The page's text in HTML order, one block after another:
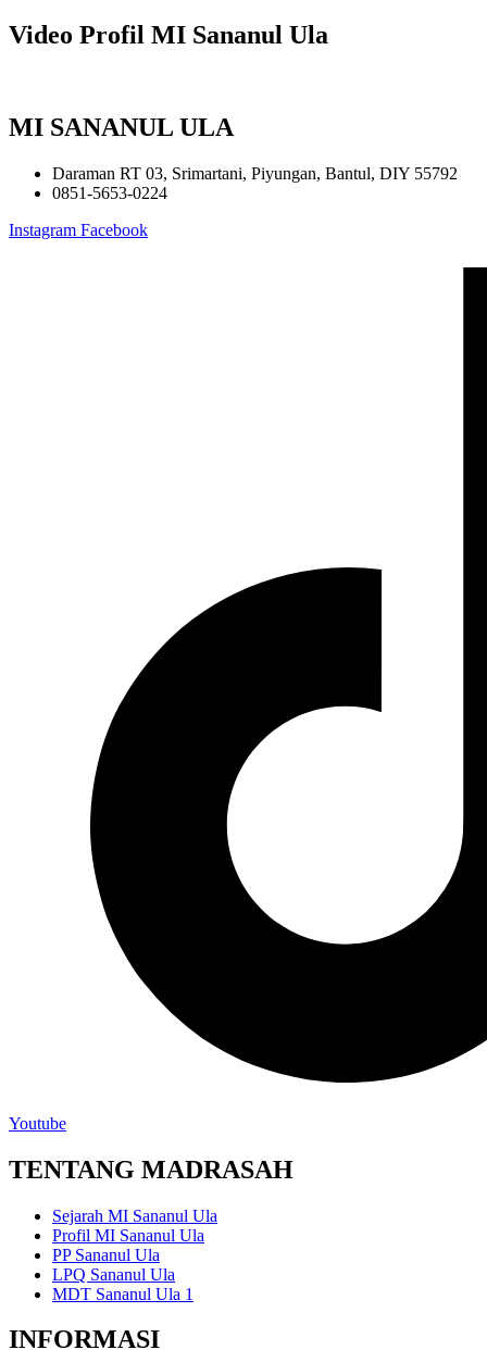
Video Profil MI Sananul Ula
MI SANANUL ULA
Daraman RT 03, Srimartani, Piyungan, Bantul, DIY 55792
0851-5653-0224
Instagram Facebook
Youtube
TENTANG MADRASAH
Sejarah MI Sananul Ula
Profil MI Sananul Ula
PP Sananul Ula
LPQ Sananul Ula
MDT Sananul Ula 1
INFORMASI